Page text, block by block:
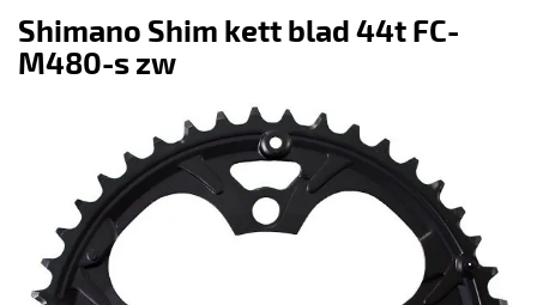
Shimano Shim kett blad 44t FC-
M480-s zw